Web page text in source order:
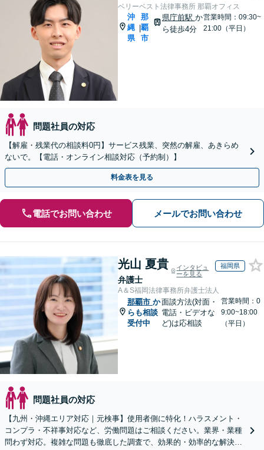
ベリーベスト法律事務所 那覇オフィス
沖
縄
県
|
那
覇
市
県庁前駅 か
ら徒歩4分
営業時間：09:30~
21:00（平日）
問題社員の対応
【解雇・残業代の相談料0円】サービス残業、突然の解雇、あきらめ
ないで。【電話・オンライン相談対応（予約制）】
料金表を見る
電話でお問い合わせ メールでお問い合わせ
光山 夏貴
弁護士
インタビュ
ーを見る
福岡県
A＆S福岡法律事務所弁護士法人
那覇市 か
らも相談
受付中
面談方法(対面・
電話・ビデオな
ど)は応相談
営業時間：0
9:00~18:00
（平日）
問題社員の対応
【九州・沖縄エリア対応｜元検事】使用者側に特化！ハラスメント・
コンプラ・不祥事対応など、労働問題はご相談ください。業界・業種
問わず対応。複雑な問題も徹底した調査で、効果的・効率的な解決を